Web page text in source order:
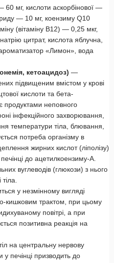
60 мг, кислоти аскорбінової —
— 10 мг, коензиму Q10
(вітаміну В12) — 0,25 мкг,
цитрат, кислота яблучна,
«Лимон», вода
кетоацидоз) —
підвищеним вмістом у крові
кислоти та бета-
продуктами неповного
інфекційного захворювання,
температури тіла, блювання,
потреба організму в
жирних кислот (ліполізу)
до ацетилкоензиму-А.
вуглеводів (глюкози) з нього
у незмінному вигляді
кишковим трактом, при цьому
повітрі, а при
позитивна реакція на
на центральну нервову
у печінці призводить до